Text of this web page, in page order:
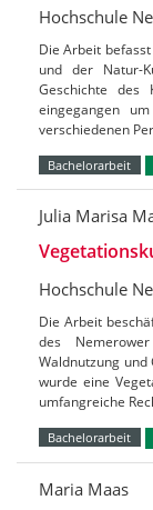
Hochschule
Die Arbeit
und der Natur-
Geschichte des
eingegangen
verschiedenen
Bachelorarbeit
Julia Marisa
Hochschule
Die Arbeit
des
Waldnutzung und
wurde eine
umfangreiche
Bachelorarbeit
Maria Maas